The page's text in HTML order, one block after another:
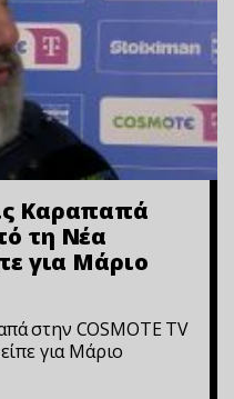
Καραπαπά
τη Νέα
για Μάριο
στην COSMOTE TV
για Μάριο